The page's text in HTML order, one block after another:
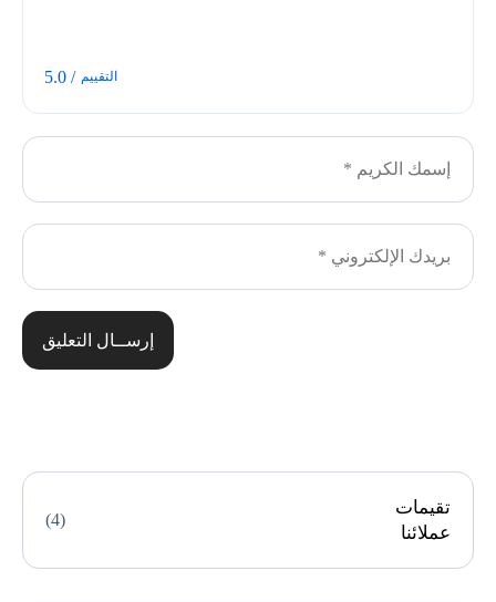
التقييم / 5.0
إرســال التعليق
تقيمات
عملائنا
(4)